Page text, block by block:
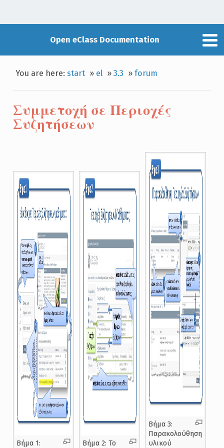
Open eClass Documentation
You are here:start » el »3.3 »forum
Συμμετοχή σε Περιοχές
Συζητήσεων
Βήμα 1: Βήμα 2: Το
Βήμα 3:
Παρακολούθηση
υλικού